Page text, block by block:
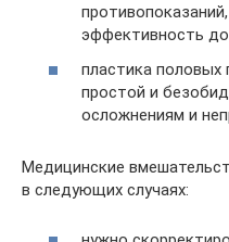
эффективность
пластика половых
простой и
осложнениям и
Медицинские
в следующих случаях: